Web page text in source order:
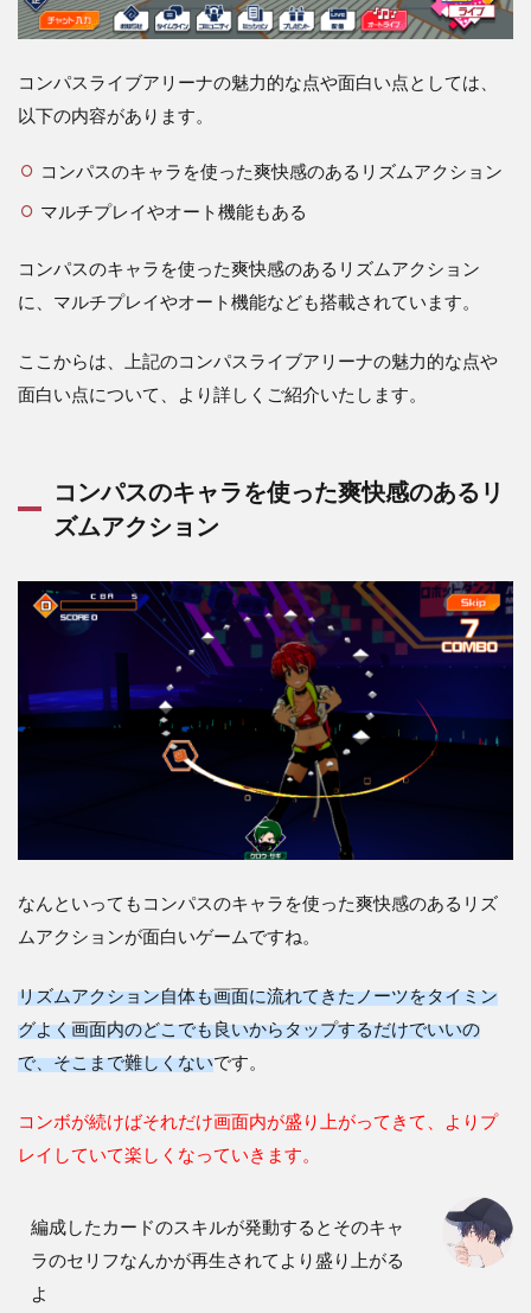
スラ
イブ
ー
序盤
のコ
つい
4
【コ
イブ
アリ
金に
つい
【コ
ンパ
ー
ナ】
使っ
快な
リズ
ョン
が楽
しめ
るゲ
ム！
レビ
ュ
まと
コンパスライブアリーナの魅力的な点や面白い点としては、
以下の内容があります。
コンパスのキャラを使った爽快感のあるリズムアクション
マルチプレイやオート機能もある
コンパスのキャラを使った爽快感のあるリズムアクション
に、マルチプレイやオート機能なども搭載されています。
ここからは、上記のコンパスライブアリーナの魅力的な点や
面白い点について、より詳しくご紹介いたします。
コンパスのキャラを使った爽快感のあるリ
ズムアクション
なんといってもコンパスのキャラを使った爽快感のあるリズ
ムアクションが面白いゲームですね。
リズムアクション自体も画面に流れてきたノーツをタイミン
グよく画面内のどこでも良いからタップするだけでいいの
で、そこまで難しくないです。
コンボが続けばそれだけ画面内が盛り上がってきて、よりプ
レイしていて楽しくなっていきます。
編成したカードのスキルが発動するとそのキャ
ラのセリフなんかが再生されてより盛り上がる
よ